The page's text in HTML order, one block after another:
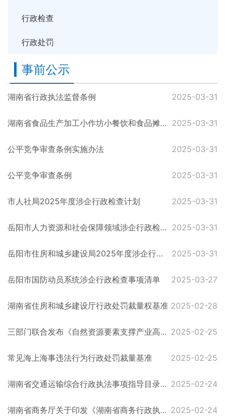
行政检查
行政处罚
事前公示
湖南省行政执法监督条例 2025-03-31
湖南省食品生产加工小作坊小餐饮和食品摊贩管理条例 2025-03-31
公平竞争审查条例实施办法 2025-03-31
公平竞争审查条例 2025-03-31
市人社局2025年度涉企行政检查计划 2025-03-31
岳阳市人力资源和社会保障领域涉企行政检查事项清单 2025-03-31
岳阳市住房和城乡建设局2025年度涉企行政检查计划汇总表 2025-03-31
岳阳市国防动员系统涉企行政检查事项清单 2025-03-27
湖南省住房和城乡建设厅行政处罚裁量权基准 2025-02-28
三部门联合发布《自然资源要素支撑产业高质量发展指导目录（2024年本）》 2025-02-25
常见海上海事违法行为行政处罚裁量基准 2025-02-25
湖南省交通运输综合行政执法事项指导目录（2021年版） 2025-02-24
湖南省商务厅关于印发《湖南省商务行政执法事项目录》的通知 2025-02-24